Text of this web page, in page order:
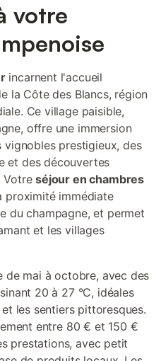
votre
incarnent l'accueil
la Côte des Blancs, région
Ce village paisible,
offre une immersion
prestigieux, des
et des découvertes
Votreséjour en chambres
proximité immédiate
du champagne, et permet
et les villages
de mai à octobre, avec des
20 à 27 °C, idéales
les sentiers pittoresques.
entre 80 € et 150 €
prestations, avec petit